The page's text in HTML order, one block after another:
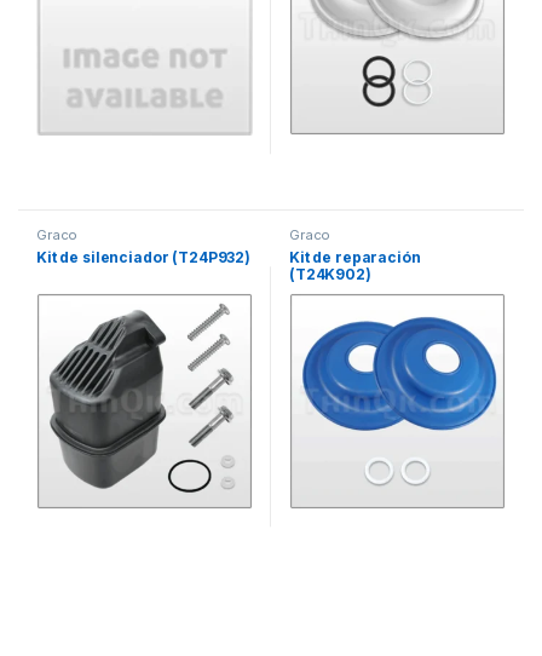
Graco
Kit de silenciador (T24P932)
Graco
Kit de reparación
(T24K902)